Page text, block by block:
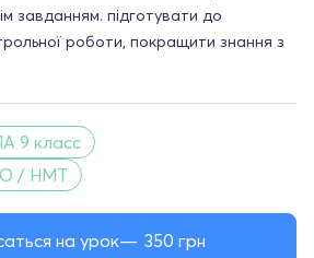
на урок 350 грн
завданням. підготувати до
роботи, покращити знання з
9 класс
/ НМТ